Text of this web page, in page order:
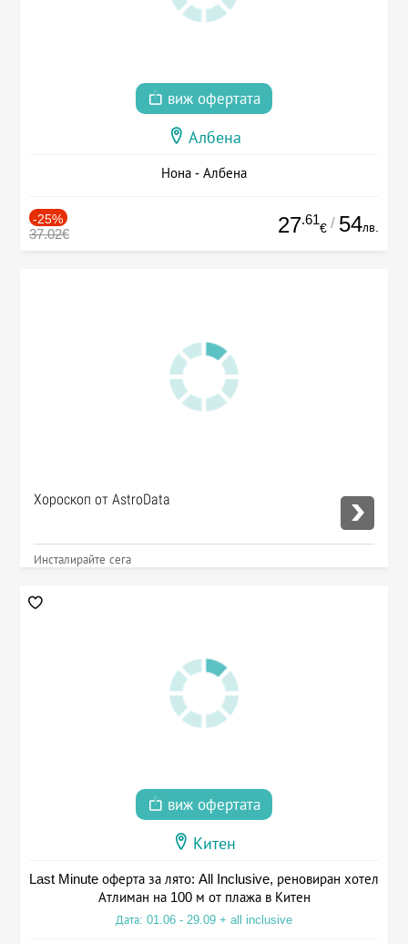
виж офертата
Албена
Нона - Албена
-25%
37.02€ 27.61
€ / 54лв.
Хороскоп от AstroData
Инсталирайте сега
виж офертата
Китен
Last Minute оферта за лято: All Inclusive, реновиран хотел
Атлиман на 100 м от плажа в Китен
Дата: 01.06 - 29.09 + all inclusive